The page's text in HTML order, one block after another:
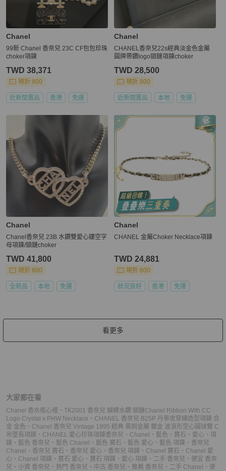
Chanel
99新 Chanel 香奈兒 23C CF包包珍珠
choker項鍊
TWD 38,371
現折 800
近新閒置品 香港 免運
Chanel
CHANEL香奈兒22s經典淡金色金屬
圓牌帶鑽logo頸鏈項鍊choker
TWD 28,500
現折 800
近新閒置品 本地 免運
Chanel
Chanel香奈兒 23B 水鑽雙愛心鏤空字
母項鍊/頸鏈choker
TWD 41,800
現折 800
全新品 本地 免運
Chanel
CHANEL 金屬Choker Necklace項鍊
TWD 24,881
現折 800
狀況良好 香港 免運
看更多
大家都在看
Chanel 香水瓶心裡 、 TK2001 香奈兒 蝴蝶水鑽 頸鏈Chanel Ribbon With CC
Logo Crystal x PHW Necklace 、 CHANEL 香奈兒 B25P 丹寧皮穿練造型項鍊 合
金 金色 、 Chanel 香奈兒 Vintage 1995 經典 黃銅金屬 鍍金 波浪形空心圓球雙 C
吊墜長項鍊 、 CHANEL 愛心珍珠項鍊香奈兒 、 Chanel 、 藍色 、 寶石 、 愛心 、 項
鍊 、 藍色 香奈兒 、 藍色 Chanel 、 藍色 寶石 、 藍色 愛心 、 藍色 項鍊 、 香奈兒
Chanel 、 香奈兒 寶石 、 香奈兒 愛心 、 香奈兒 項鍊 、 Chanel 寶石 、 Chanel 愛
心 、 Chanel 項鍊 、 寶石 愛心 、 寶石 項鍊 、 愛心 項鍊 、 二手 香奈兒 、 便宜 香奈
兒 、 小資 香奈兒 、 熱門 香奈兒 、 中古 香奈兒 、 推薦 香奈兒 、 二手 Chanel 、 便